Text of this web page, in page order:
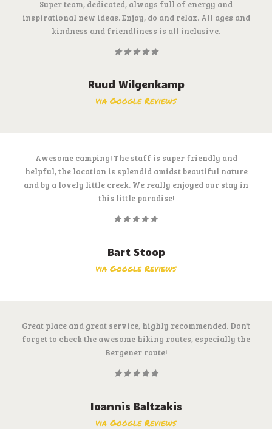
Super team, dedicated, always full of energy and
inspirational new ideas. Enjoy, do and relax. All ages and
kindness and friendliness is all inclusive.
Ruud Wilgenkamp
via Google Reviews
Awesome camping! The staff is super friendly and
helpful, the location is splendid amidst beautiful nature
and by a lovely little creek. We really enjoyed our stay in
this little paradise!
Bart Stoop
via Google Reviews
Great place and great service, highly recommended. Don’t
forget to check the awesome hiking routes, especially the
Bergener route!
Ioannis Baltzakis
via Google Reviews